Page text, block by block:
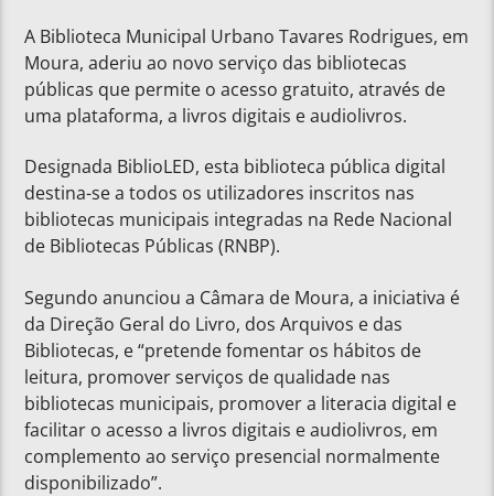
A Biblioteca Municipal Urbano Tavares Rodrigues, em
Moura, aderiu ao novo serviço das bibliotecas
públicas que permite o acesso gratuito, através de
uma plataforma, a livros digitais e audiolivros.
Designada BiblioLED, esta biblioteca pública digital
destina-se a todos os utilizadores inscritos nas
bibliotecas municipais integradas na Rede Nacional
de Bibliotecas Públicas (RNBP).
Segundo anunciou a Câmara de Moura, a iniciativa é
da Direção Geral do Livro, dos Arquivos e das
Bibliotecas, e “pretende fomentar os hábitos de
leitura, promover serviços de qualidade nas
bibliotecas municipais, promover a literacia digital e
facilitar o acesso a livros digitais e audiolivros, em
complemento ao serviço presencial normalmente
disponibilizado”.